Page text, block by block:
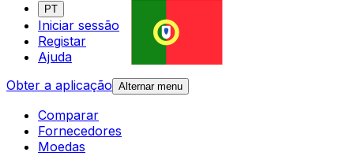
PT
Iniciar sessão
Registar
Ajuda
Obter a aplicação Alternar menu
Comparar
Fornecedores
Moedas